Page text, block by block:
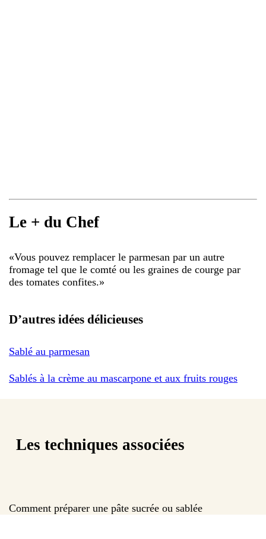
Le + du Chef
«Vous pouvez remplacer le parmesan par un autre
fromage tel que le comté ou les graines de courge par
des tomates confites.»
D’autres idées délicieuses
Sablé au parmesan
Sablés à la crème au mascarpone et aux fruits rouges
Les techniques associées
Comment préparer une pâte sucrée ou sablée